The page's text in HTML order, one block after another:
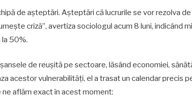
de așteptări. Așteptări că lucrurile se vor rezolva de
criză”, avertiza sociologul acum 8 luni, indicând
50%.
de reușită pe sectoare, lăsând economiei,
acestor vulnerabilități, el a trasat un calendar precis
ne aflăm exact în acest moment: